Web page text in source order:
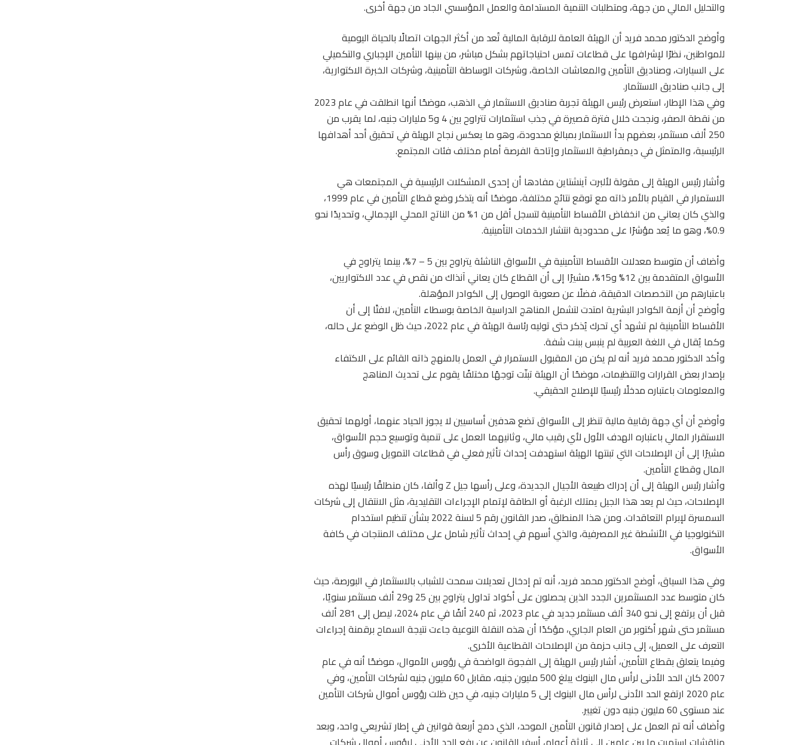
والتحليل المالي من جهة، ومتطلبات التنمية المستدامة والعمل المؤسسي الجاد من جهة أخرى.
وأوضح الدكتور محمد فريد أن الهيئة العامة للرقابة المالية تُعد من أكثر الجهات اتصالًا بالحياة اليومية
للمواطنين، نظرًا لإشرافها على قطاعات تمس احتياجاتهم بشكل مباشر، من بينها التأمين الإجباري والتكميلي
على السيارات، وصناديق التأمين والمعاشات الخاصة، وشركات الوساطة التأمينية، وشركات الخبرة الاكتوارية،
إلى جانب صناديق الاستثمار.
وفي هذا الإطار، استعرض رئيس الهيئة تجربة صناديق الاستثمار في الذهب، موضحًا أنها انطلقت في عام 2023
من نقطة الصفر، ونجحت خلال فترة قصيرة في جذب استثمارات تتراوح بين 4 و5 مليارات جنيه، لما يقرب من
250 ألف مستثمر، بعضهم بدأ الاستثمار بمبالغ محدودة، وهو ما يعكس نجاح الهيئة في تحقيق أحد أهدافها
الرئيسية، والمتمثل في ديمقراطية الاستثمار وإتاحة الفرصة أمام مختلف فئات المجتمع.
وأشار رئيس الهيئة إلى مقولة لألبرت آينشتاين مفادها أن إحدى المشكلات الرئيسية في المجتمعات هي
الاستمرار في القيام بالأمر ذاته مع توقع نتائج مختلفة، موضحًا أنه يتذكر وضع قطاع التأمين في عام 1999،
والذي كان يعاني من انخفاض الأقساط التأمينية لتسجل أقل من 1% من الناتج المحلي الإجمالي، وتحديدًا نحو
0.9%، وهو ما يُعد مؤشرًا على محدودية انتشار الخدمات التأمينية.
وأضاف أن متوسط معدلات الأقساط التأمينية في الأسواق الناشئة يتراوح بين 5 – 7%، بينما يتراوح في
الأسواق المتقدمة بين 12% و15%، مشيرًا إلى أن القطاع كان يعاني آنذاك من نقص في عدد الاكتواريين،
باعتبارهم من التخصصات الدقيقة، فضلًا عن صعوبة الوصول إلى الكوادر المؤهلة.
وأوضح أن أزمة الكوادر البشرية امتدت لتشمل المناهج الدراسية الخاصة بوسطاء التأمين، لافتًا إلى أن
الأقساط التأمينية لم تشهد أي تحرك يُذكر حتى توليه رئاسة الهيئة في عام 2022، حيث ظل الوضع على حاله،
وكما يُقال في اللغة العربية لم ينبس ببنت شفة.
وأكد الدكتور محمد فريد أنه لم يكن من المقبول الاستمرار في العمل بالمنهج ذاته القائم على الاكتفاء
بإصدار بعض القرارات والتنظيمات، موضحًا أن الهيئة تبنّت توجهًا مختلفًا يقوم على تحديث المناهج
والمعلومات باعتباره مدخلًا رئيسيًا للإصلاح الحقيقي.
وأوضح أن أي جهة رقابية مالية تنظر إلى الأسواق تضع هدفين أساسيين لا يجوز الحياد عنهما، أولهما تحقيق
الاستقرار المالي باعتباره الهدف الأول لأي رقيب مالي، وثانيهما العمل على تنمية وتوسيع حجم الأسواق،
مشيرًا إلى أن الإصلاحات التي تبنتها الهيئة استهدفت إحداث تأثير فعلي في قطاعات التمويل وسوق رأس
المال وقطاع التأمين.
وأشار رئيس الهيئة إلى أن إدراك طبيعة الأجيال الجديدة، وعلى رأسها جيل Z وألفا، كان منطلقًا رئيسيًا لهذه
الإصلاحات، حيث لم يعد هذا الجيل يمتلك الرغبة أو الطاقة لإتمام الإجراءات التقليدية، مثل الانتقال إلى شركات
السمسرة لإبرام التعاقدات. ومن هذا المنطلق، صدر القانون رقم 5 لسنة 2022 بشأن تنظيم استخدام
التكنولوجيا في الأنشطة غير المصرفية، والذي أسهم في إحداث تأثير شامل على مختلف المنتجات في كافة
الأسواق.
وفي هذا السياق، أوضح الدكتور محمد فريد، أنه تم إدخال تعديلات سمحت للشباب بالاستثمار في البورصة، حيث
كان متوسط عدد المستثمرين الجدد الذين يحصلون على أكواد تداول يتراوح بين 25 و29 ألف مستثمر سنويًا،
قبل أن يرتفع إلى نحو 340 ألف مستثمر جديد في عام 2023، ثم 240 ألفًا في عام 2024، ليصل إلى 281 ألف
مستثمر حتى شهر أكتوبر من العام الجاري، مؤكدًا أن هذه النقلة النوعية جاءت نتيجة السماح برقمنة إجراءات
التعرف على العميل، إلى جانب حزمة من الإصلاحات القطاعية الأخرى.
وفيما يتعلق بقطاع التأمين، أشار رئيس الهيئة إلى الفجوة الواضحة في رؤوس الأموال، موضحًا أنه في عام
2007 كان الحد الأدنى لرأس مال البنوك يبلغ 500 مليون جنيه، مقابل 60 مليون جنيه لشركات التأمين، وفي
عام 2020 ارتفع الحد الأدنى لرأس مال البنوك إلى 5 مليارات جنيه، في حين ظلت رؤوس أموال شركات التأمين
عند مستوى 60 مليون جنيه دون تغيير.
وأضاف أنه تم العمل على إصدار قانون التأمين الموحد، الذي دمج أربعة قوانين في إطار تشريعي واحد، وبعد